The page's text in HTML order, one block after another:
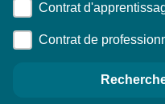
Contrat
Contrat de